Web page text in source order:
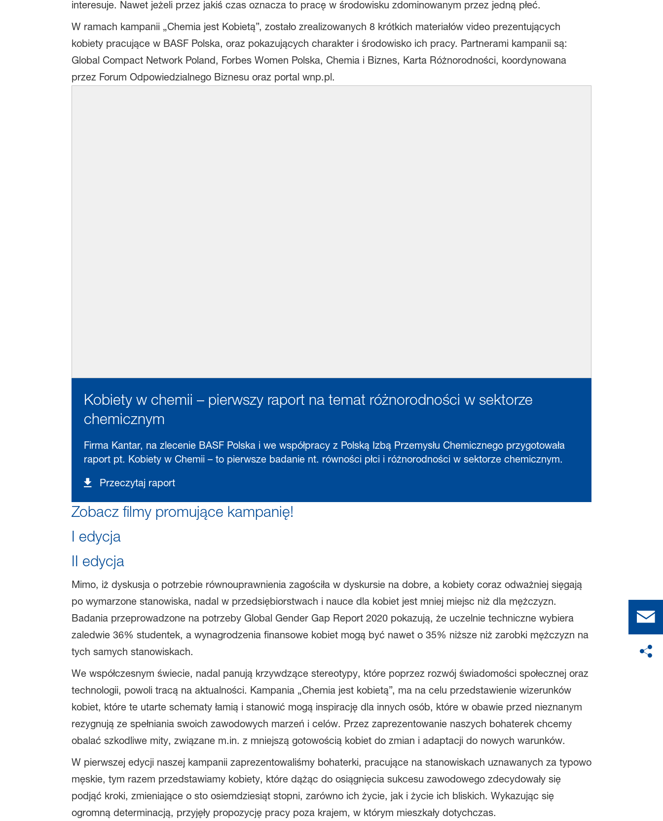
interesuje. Nawet jeżeli przez jakiś czas oznacza to pracę w środowisku zdominowanym przez jedną płeć.
W ramach kampanii „Chemia jest Kobietą”, zostało zrealizowanych 8 krótkich materiałów video prezentujących
kobiety pracujące w BASF Polska, oraz pokazujących charakter i środowisko ich pracy. Partnerami kampanii są:
Global Compact Network Poland, Forbes Women Polska, Chemia i Biznes, Karta Różnorodności, koordynowana
przez Forum Odpowiedzialnego Biznesu oraz portal wnp.pl.
Kobiety w chemii – pierwszy raport na temat różnorodności w sektorze
chemicznym
Firma Kantar, na zlecenie BASF Polska i we współpracy z Polską Izbą Przemysłu Chemicznego przygotowała
raport pt. Kobiety w Chemii – to pierwsze badanie nt. równości płci i różnorodności w sektorze chemicznym.
Przeczytaj raport
Zobacz filmy promujące kampanię!
I edycja
II edycja
Mimo, iż dyskusja o potrzebie równouprawnienia zagościła w dyskursie na dobre, a kobiety coraz odważniej sięgają
po wymarzone stanowiska, nadal w przedsiębiorstwach i nauce dla kobiet jest mniej miejsc niż dla mężczyzn.
Badania przeprowadzone na potrzeby Global Gender Gap Report 2020 pokazują, że uczelnie techniczne wybiera
zaledwie 36% studentek, a wynagrodzenia finansowe kobiet mogą być nawet o 35% niższe niż zarobki mężczyzn na
tych samych stanowiskach.
We współczesnym świecie, nadal panują krzywdzące stereotypy, które poprzez rozwój świadomości społecznej oraz
technologii, powoli tracą na aktualności. Kampania „Chemia jest kobietą”, ma na celu przedstawienie wizerunków
kobiet, które te utarte schematy łamią i stanowić mogą inspirację dla innych osób, które w obawie przed nieznanym
rezygnują ze spełniania swoich zawodowych marzeń i celów. Przez zaprezentowanie naszych bohaterek chcemy
obalać szkodliwe mity, związane m.in. z mniejszą gotowością kobiet do zmian i adaptacji do nowych warunków.
W pierwszej edycji naszej kampanii zaprezentowaliśmy bohaterki, pracujące na stanowiskach uznawanych za typowo
męskie, tym razem przedstawiamy kobiety, które dążąc do osiągnięcia sukcesu zawodowego zdecydowały się
podjąć kroki, zmieniające o sto osiemdziesiąt stopni, zarówno ich życie, jak i życie ich bliskich. Wykazując się
ogromną determinacją, przyjęły propozycję pracy poza krajem, w którym mieszkały dotychczas.